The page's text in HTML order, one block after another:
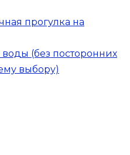
прогулка на
(без посторонних
выбору)